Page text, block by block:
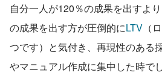
自分一人が120％の成果を出すよ
の成果を出す方が圧倒的にLTV （
つです）と気付き、再現性のある
やマニュアル作成に集中した時でし